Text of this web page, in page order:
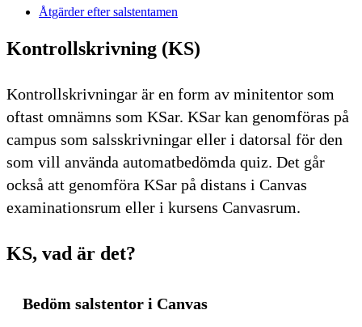
Åtgärder efter salstentamen
Kontrollskrivning (KS)
Kontrollskrivningar är en form av minitentor som
oftast omnämns som KSar. KSar kan genomföras på
campus som salsskrivningar eller i datorsal för den
som vill använda automatbedömda quiz. Det går
också att genomföra KSar på distans i Canvas
examinationsrum eller i kursens Canvasrum.
KS, vad är det?
Bedöm salstentor i Canvas